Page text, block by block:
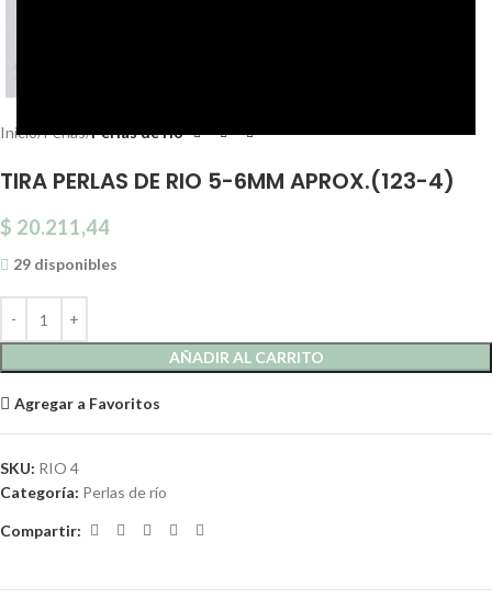
Inicio Perlas Perlas de río
TIRA PERLAS DE RIO 5-6MM APROX.(123-4)
$ 20.211,44
29 disponibles
AÑADIR AL CARRITO
Agregar a Favoritos
SKU: RIO 4
Categoría: Perlas de río
Compartir: